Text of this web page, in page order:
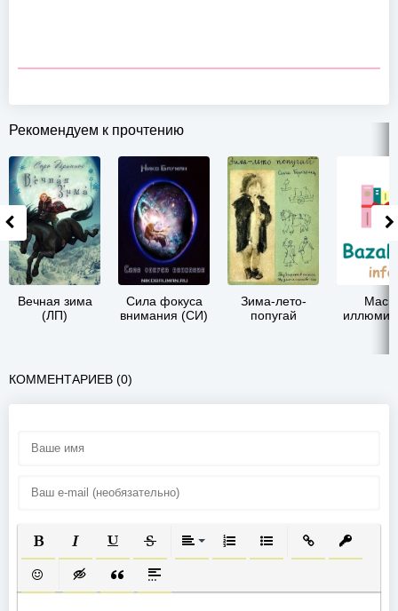
Рекомендуем к прочтению
Вечная зима
(ЛП)
Сила фокуса
внимания (СИ)
Зима-лето-
попугай
КОММЕНТАРИЕВ (0)
ПОЛУЖИРНЫЙ
КУРСИВПОДЧЕРКНУТЫЙ
ЗАЧЕРКНУТЫЙВЫРАВНИВАНИЕ
НУМЕРОВАННЫЙ СПИСОК
МАРКИРОВАННЫЙ
ВСТАВИТЬ
ВСТАВИТЬ СМАЙЛИК
ВСТАВКА СКРЫТОГО ТЕКСТА
ВСТАВКА ЦИТАТЫ
ВСТАВКА СПОЙЛЕРА